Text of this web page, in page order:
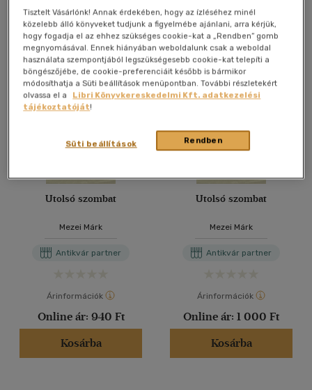
További formátumok
Utolsó szombat
Mezei Márk
Antikvár partner
Árinformációk
Online ár: 940 Ft
Kosárba
Utolsó szombat
Mezei Márk
Antikvár partner
Árinformációk
Online ár: 1 000 Ft
Kosárba
Tisztelt Vásárlónk! Annak érdekében, hogy az ízléséhez minél
közelebb álló könyveket tudjunk a figyelmébe ajánlani, arra kérjük,
hogy fogadja el az ehhez szükséges cookie-kat a „Rendben” gomb
megnyomásával. Ennek hiányában weboldalunk csak a weboldal
használata szempontjából legszükségesebb cookie-kat telepíti a
böngészőjébe, de cookie-preferenciáit később is bármikor
módosíthatja a Süti beállítások menüpontban. További részletekért
olvassa el a
Libri Könyvkereskedelmi Kft. adatkezelési
tájékoztatóját!
Rendben
Süti beállítások